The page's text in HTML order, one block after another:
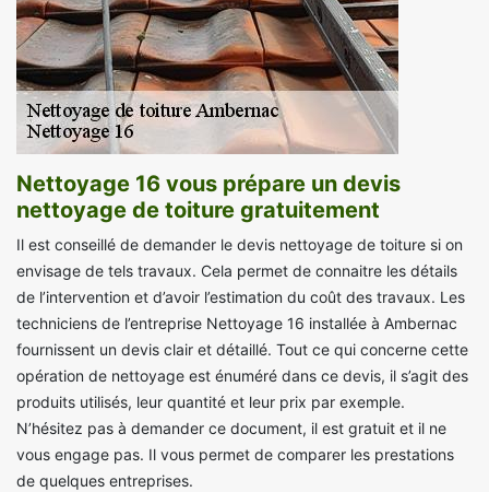
Nettoyage 16 vous prépare un devis
nettoyage de toiture gratuitement
Il est conseillé de demander le devis nettoyage de toiture si on
envisage de tels travaux. Cela permet de connaitre les détails
de l’intervention et d’avoir l’estimation du coût des travaux. Les
techniciens de l’entreprise Nettoyage 16 installée à Ambernac
fournissent un devis clair et détaillé. Tout ce qui concerne cette
opération de nettoyage est énuméré dans ce devis, il s’agit des
produits utilisés, leur quantité et leur prix par exemple.
N’hésitez pas à demander ce document, il est gratuit et il ne
vous engage pas. Il vous permet de comparer les prestations
de quelques entreprises.